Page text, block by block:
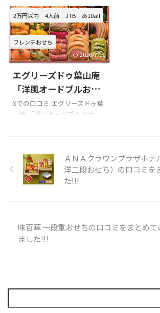
冠寿 商品内容です。
の参考に是非どうぞ!!! 京料理
美濃吉のXでの口コミ 2024年は
おせち料理。私は美濃吉のお
せち料理です。風呂敷に包まれ
て良いですね。１人用でも豪
華です。
pic.twitter.com/deFEVk2HV6—
Masa_T (@Masa_T614)
おせちー！
2万円以内 4人前 JTB あ10all
フレンチおせち
2026/7/11
エグリーズドゥ葉山庵
「洋風オードブルおせ
ち」の口コミをまとめ
てみました!!!
Xでの口コミ エグリーズドゥ葉
山庵 「洋風オードブルおせ
ち」」のXでの口コミ 心から大
好きで大切な友人であるガイ
アックスかなちゃんの結婚式
り大号泣
本当にありがと
う！！！かなちゃん！！綺麗
可愛い優しい最高。結婚式の
ＡＮＡクラウンプラザホテ
洋二段おせち）の口コミを
た!!!
味百華 一段重おせちの口コミをまとめて
ました!!!